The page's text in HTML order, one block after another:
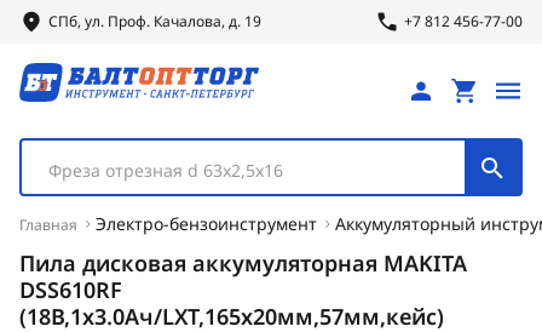
СПб, ул. Проф. Качалова, д. 19 +7 812 456-77-00
Фреза отрезная d 63х2,5х16
Главная Электро-бензоинструмент Аккумуляторный
Пила дисковая аккумуляторная MAKITA
DSS610RF
(18В,1х3.0Ач/LXT,165х20мм,57мм,кейс)